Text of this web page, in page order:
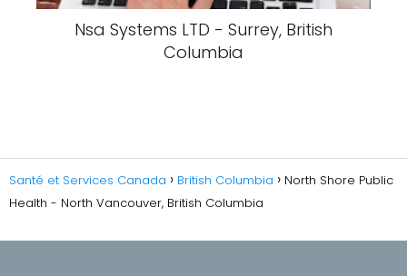
Nsa Systems LTD - Surrey, British
Columbia
Santé et Services Canada British Columbia
North Shore Public
Health - North Vancouver, British Columbia